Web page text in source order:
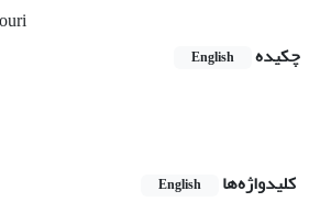
چکیده
English
کلیدواژه‌ها English